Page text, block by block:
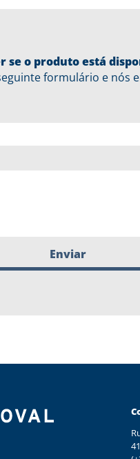
se o produto está
formulário e nós
Enviar